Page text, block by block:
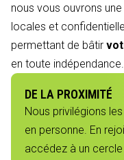
nous vous ouvrons
locales et
permettant de bâtir
en toute indépendance.
DE LA PROXIMITÉ
Nous privilégions
en personne. En
accédez à un cercle